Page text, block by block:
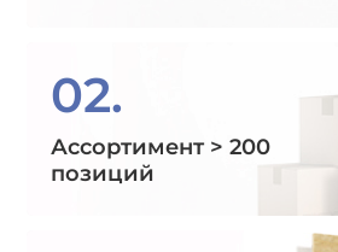
02.
Ассортимент > 200
позиций